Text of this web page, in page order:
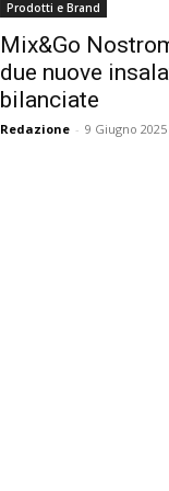
Prodotti e Brand
Mix&Go
due nuove
bilanciate
Redazione - 9 Giugno 2025